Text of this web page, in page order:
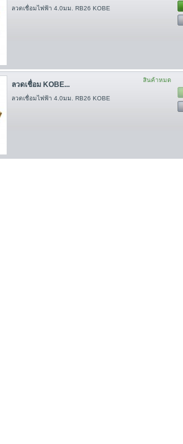
ลวดเชื่อมไฟฟ้า 4.0มม. RB26 KOBE
สินค้าหมด
ลวดเชื่อม KOBE...
ลวดเชื่อมไฟฟ้า 4.0มม. RB26 KOBE